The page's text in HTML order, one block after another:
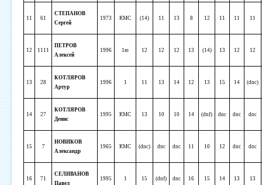
11 61
СТЕПАНОВ
Сергей
1973 КМС (14) 11 13 8 12 11 11 11
12 1111
ПЕТРОВ
Алексей
1996 1ю 12 12 12 13 (14) 13 12 12
13 28
КОТЛЯРОВ
Артур
1996 1 11 13 14 12 13 15 14 (dnc)
14 27
КОТЛЯРОВ
Денис
1995 КМС 13 10 10 14 (dnf) dnc dnc dnc
15 7
НОВИКОВ
Александр
1965 КМС (dnc) dnc dnc 11 10 12 dnc dnc
16 71
СЕЛИВАНОВ
Павел
1995 1 15 (dnf) dnc 16 15 14 13 13